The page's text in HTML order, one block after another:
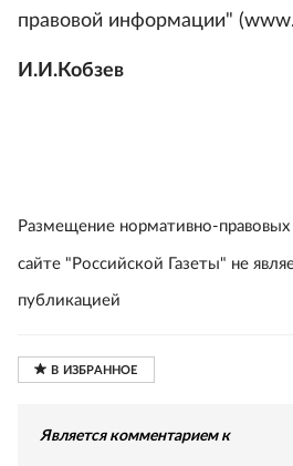
правовой информации"
И.И.Кобзев
Размещение нормативно-правовых
сайте "Российской Газеты" не
публикацией
Является комментарием к